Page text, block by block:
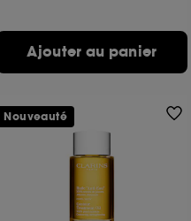
Ajouter au panier
Nouveauté